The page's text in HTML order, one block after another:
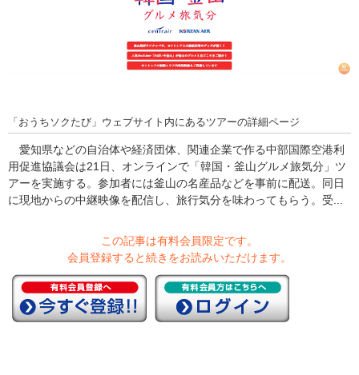
「おうちソクたび」ウェブサイト内にあるツアーの詳細ページ
愛知県などの自治体や経済団体、関連企業で作る中部国際空港利
用促進協議会は21日、オンラインで「韓国・釜山グルメ旅気分」ツ
アーを実施する。参加者には釜山の名産品などを事前に配送。同日
に現地からの中継映像を配信し、旅行気分を味わってもらう。受...
この記事は有料会員限定です。
会員登録すると続きをお読みいただけます。